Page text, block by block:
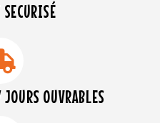
OUVRABLES